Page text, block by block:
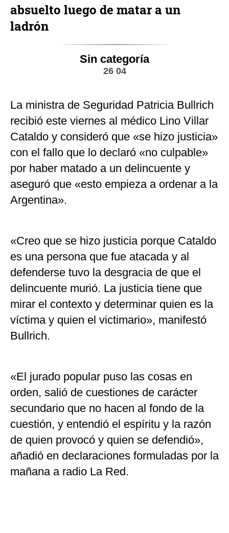
absuelto luego de matar a un
ladrón
Sin categoría
26 04
La ministra de Seguridad Patricia Bullrich
recibió este viernes al médico Lino Villar
Cataldo y consideró que «se hizo justicia»
con el fallo que lo declaró «no culpable»
por haber matado a un delincuente y
aseguró que «esto empieza a ordenar a la
Argentina».
«Creo que se hizo justicia porque Cataldo
es una persona que fue atacada y al
defenderse tuvo la desgracia de que el
delincuente murió. La justicia tiene que
mirar el contexto y determinar quien es la
víctima y quien el victimario», manifestó
Bullrich.
«El jurado popular puso las cosas en
orden, salió de cuestiones de carácter
secundario que no hacen al fondo de la
cuestión, y entendió el espíritu y la razón
de quien provocó y quien se defendió»,
añadió en declaraciones formuladas por la
mañana a radio La Red.